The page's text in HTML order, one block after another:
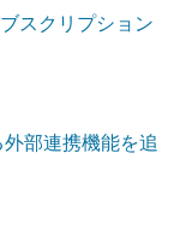
スクリプション
部連携機能を追